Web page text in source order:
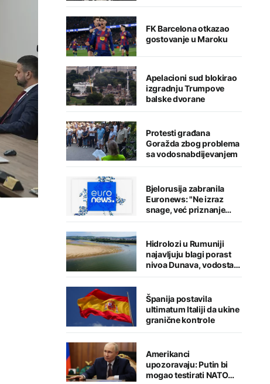
FK Barcelona otkazao
gostovanje u Maroku
Apelacioni sud blokirao
izgradnju Trumpove
balske dvorane
Protesti građana
Goražda zbog problema
sa vodosnabdijevanjem
Bjelorusija zabranila
Euronews: "Ne izraz
snage, već priznanje
straha"
Hidrolozi u Rumuniji
najavljuju blagi porast
nivoa Dunava, vodostaj
rijeke porastao u
Španija postavila
ultimatum Italiji da ukine
granične kontrole
Amerikanci
upozoravaju: Putin bi
mogao testirati NATO